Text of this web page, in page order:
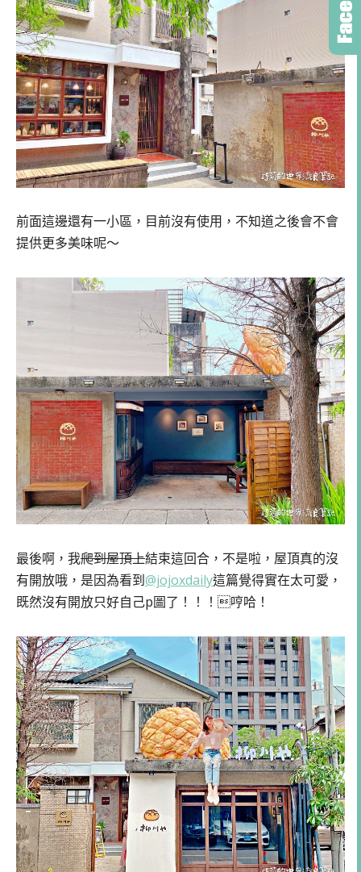
前面這邊還有一小區，目前沒有使用，不知道之後會不會
提供更多美味呢～
最後啊，我爬到屋頂上結束這回合，不是啦，屋頂真的沒
有開放哦，是因為看到@jojoxdaily這篇覺得實在太可愛，
既然沒有開放只好自己p圖了！！！哼哈！